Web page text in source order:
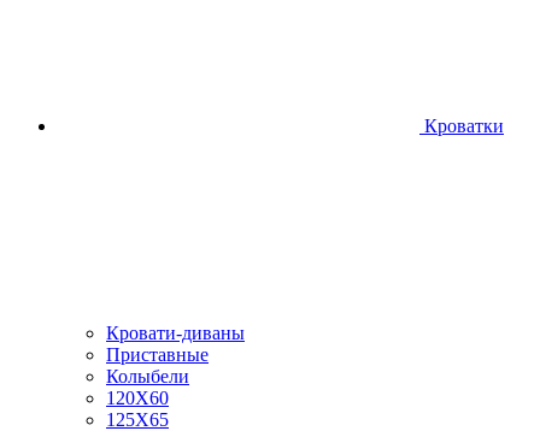
Кроватки
Кровати-диваны
Приставные
Колыбели
120Х60
125X65